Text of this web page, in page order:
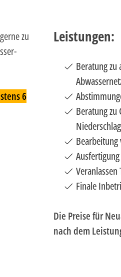
zu
6
Leistungen:
Beratung zu
Beratung zu
Finale
Die Preise für
nach dem